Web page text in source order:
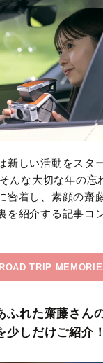
新しい活動をスタ
んな大切な年の忘
密着し、素顔の齋
を紹介する記事コ
TRIP
ふれた齋藤さん
少しだけご紹介！